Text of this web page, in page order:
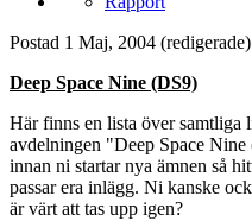
Postad 1 Maj, 2004 (redigerade)
Deep Space Nine (DS9)
Här finns en lista över samtliga
avdelningen "Deep Space
innan ni startar nya ämnen så
passar era inlägg. Ni kanske
är värt att tas upp igen?